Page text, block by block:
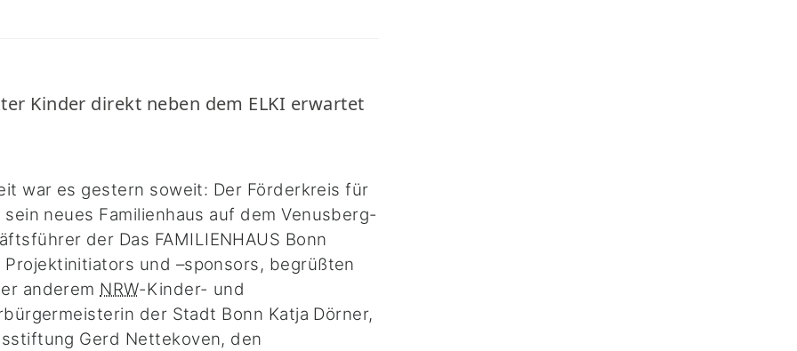
Kinder direkt neben dem ELKI erwartet
war es gestern soweit: Der Förderkreis für
neues Familienhaus auf dem Venusberg-
der Das FAMILIENHAUS Bonn
und –sponsors, begrüßten
anderem NRW-Kinder- und
der Stadt Bonn Katja Dörner,
Gerd Nettekoven, den